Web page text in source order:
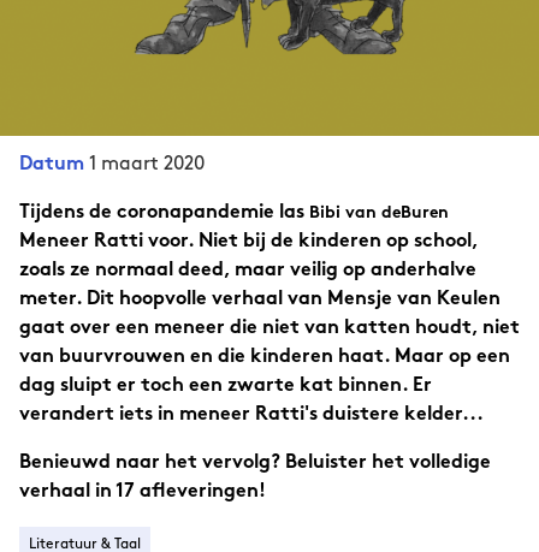
Datum 1 maart 2020
Tijdens de coronapandemie las Bibi van deBuren
Meneer Ratti voor. Niet bij de kinderen op school,
zoals ze normaal deed, maar veilig op anderhalve
meter. Dit hoopvolle verhaal van Mensje van Keulen
gaat over een meneer die niet van katten houdt, niet
van buurvrouwen en die kinderen haat. Maar op een
dag sluipt er toch een zwarte kat binnen. Er
verandert iets in meneer Ratti's duistere kelder...
Benieuwd naar het vervolg? Beluister het volledige
verhaal in 17 afleveringen!
Literatuur & Taal